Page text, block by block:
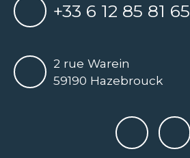
+33 6 12 85 81 65
2 rue Warein
59190 Hazebrouck